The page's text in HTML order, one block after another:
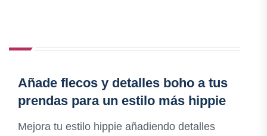
Añade flecos y detalles boho a tus
prendas para un estilo más hippie
Mejora tu estilo hippie añadiendo detalles